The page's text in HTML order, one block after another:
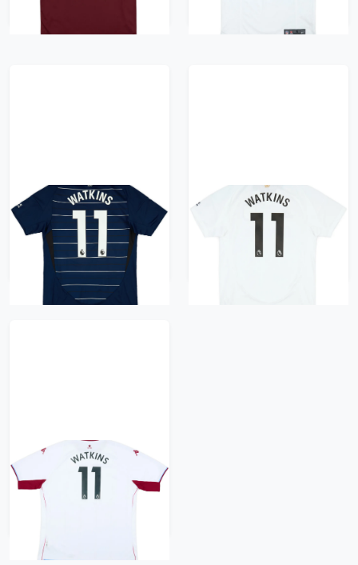
2024-25 Aston Villa
Third Shirt Watkins
#11
418 kr / £47.99
2024-25 Aston Villa
Away Shirt Watkins
#11
418 kr / £47.99
2021-22 Aston Villa
Away Shirt Watkins
#11 - 7/10 - (5XL)